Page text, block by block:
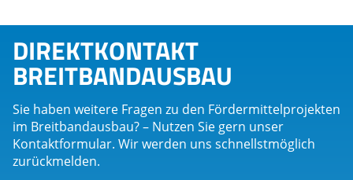
DIREKTKONTAKT
BREITBANDAUSBAU
Sie haben weitere Fragen zu den Fördermittelprojekten
im Breitbandausbau? – Nutzen Sie gern unser
Kontaktformular. Wir werden uns schnellstmöglich
zurückmelden.